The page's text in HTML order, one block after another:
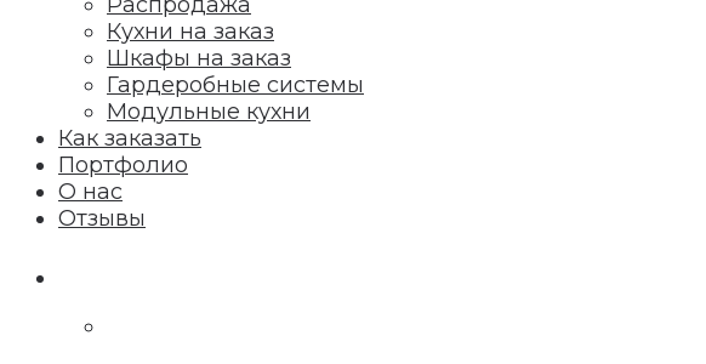
Кухни на заказ
Шкафы на заказ
Гардеробные системы
Модульные кухни
Как заказать
Портфолио
О нас
Отзывы